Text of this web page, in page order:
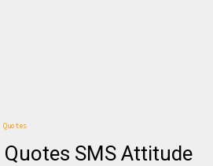
Quotes
Quotes SMS Attitude